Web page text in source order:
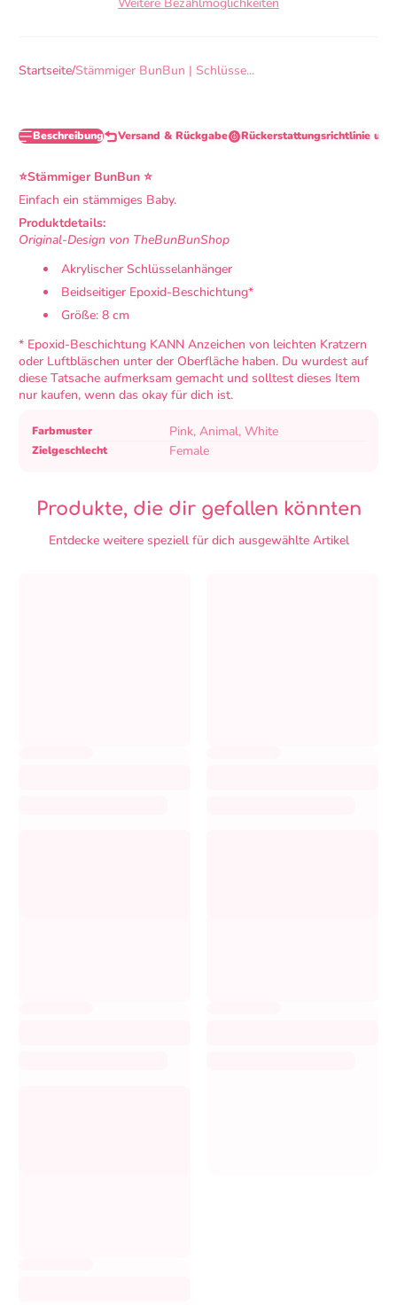
Startseite Stämmiger BunBun | Schlüsse...
Beschreibung Versand & Rückgabe Rückerstattungsrichtlinie
⭐Stämmiger BunBun ⭐
Einfach ein stämmiges Baby.
Produktdetails:
Original-Design von TheBunBunShop
Akrylischer Schlüsselanhänger
Beidseitiger Epoxid-Beschichtung*
Größe: 8 cm
* Epoxid-Beschichtung KANN Anzeichen von leichten Kratzern
oder Luftbläschen unter der Oberfläche haben. Du wurdest auf
diese Tatsache aufmerksam gemacht und solltest dieses Item
nur kaufen, wenn das okay für dich ist.
Produktspezifikationstabelle
Spezifikationsname Spezifikationswert
Farbmuster Pink, Animal, White
Zielgeschlecht Female
Produkte, die dir gefallen könnten
Entdecke weitere speziell für dich ausgewählte Artikel